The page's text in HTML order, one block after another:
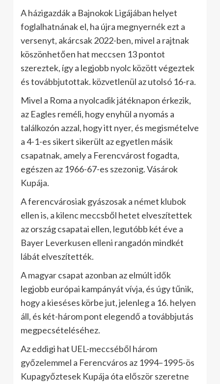
A házigazdák a Bajnokok Ligájában helyet
foglalhatnának el, ha újra megnyernék ezt a
versenyt, akárcsak 2022-ben, mivel a rajtnak
köszönhetően hat meccsen 13 pontot
szereztek, így a legjobb nyolc között végeztek
és továbbjutottak. közvetlenül az utolsó 16-ra.
Mivel a Roma a nyolcadik játéknapon érkezik,
az Eagles reméli, hogy enyhül a nyomás a
találkozón azzal, hogy itt nyer, és megismételve
a 4-1-es sikert sikerült az egyetlen másik
csapatnak, amely a Ferencvárost fogadta,
egészen az 1966-67-es szezonig. Vásárok
Kupája.
A ferencvárosiak gyászosak a német klubok
ellen is, a kilenc meccsből hetet elveszítettek
az ország csapatai ellen, legutóbb két éve a
Bayer Leverkusen elleni rangadón mindkét
lábát elveszítették.
A magyar csapat azonban az elmúlt idők
legjobb európai kampányát vívja, és úgy tűnik,
hogy a kieséses körbe jut, jelenleg a 16. helyen
áll, és két-három pont elegendő a továbbjutás
megpecsételéséhez.
Az eddigi hat UEL-meccséből három
győzelemmel a Ferencváros az 1994–1995-ös
Kupagyőztesek Kupája óta először szeretne